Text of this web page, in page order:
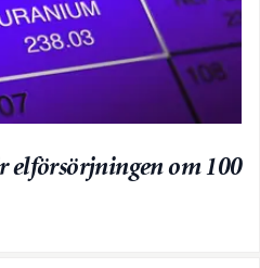
elförsörjningen om 100